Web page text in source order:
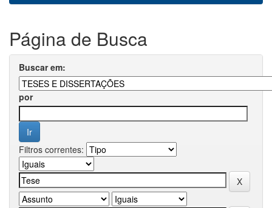
Página de Busca
Buscar em:
por
Filtros correntes: